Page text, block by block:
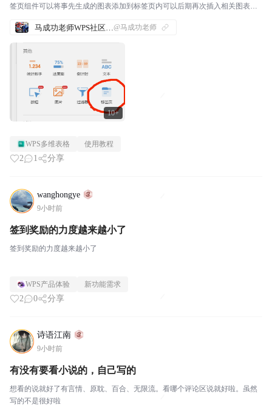
10+
签页组件可以将事先生成的图表添加到标签页内可以后期再次插入相关图表组
以放置更多的图表根据需要，还可以添加标签：这样一来，...
@马成功老师
WPS多维表格 使用教程
2 1 分享
wanghongye
9小时前
签到奖励的力度越来越小了
签到奖励的力度越来越小了
WPS产品体验 新功能需求
2 0 分享
诗语江南
9小时前
有没有要看小说的，自己写的
想看的说就好了有言情、原耽、百合、无限流。看哪个评论区说就好啦。虽然
写的不是很好啦